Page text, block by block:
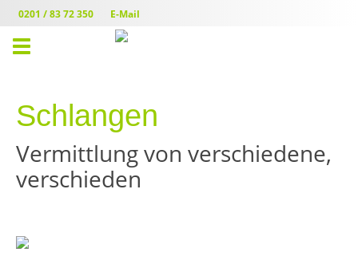
0201 / 83 72 350 E-Mail
Toggle
Schlangen
Vermittlung von verschiedene,
verschieden